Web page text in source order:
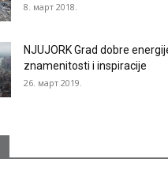
8. март 2018.
NJUJORK Grad dobre
znamenitosti i inspiracije
26. март 2019.